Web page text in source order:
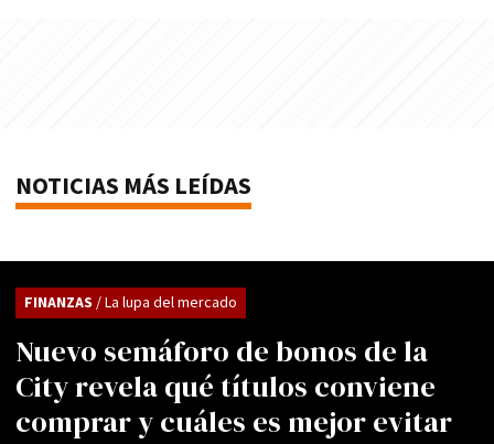
NOTICIAS MÁS LEÍDAS
Nuevo semáforo de bonos de la
City revela qué títulos conviene
comprar y cuáles es mejor evitar
FINANZAS / La lupa del mercado